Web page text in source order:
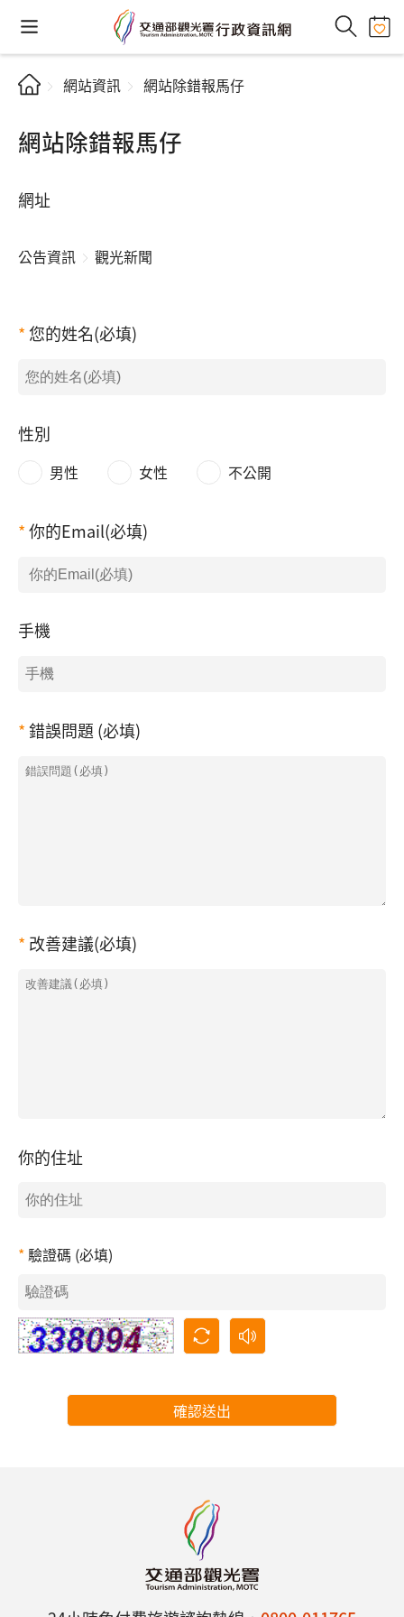
網站資訊 網站除錯報馬仔
網站除錯報馬仔
網址
公告資訊 觀光新聞
您的姓名(必填)
性別
男性 女性 不公開
你的Email(必填)
手機
錯誤問題 (必填)
改善建議(必填)
你的住址
驗證碼 (必填)
確認送出